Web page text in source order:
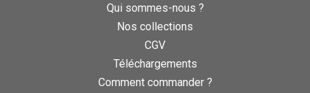
Qui sommes-nous ?
Nos collections
CGV
Téléchargements
Comment commander ?